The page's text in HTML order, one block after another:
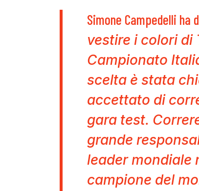
Simone Campedelli ha
vestire i colori di
Campionato
scelta è stata
accettato di
gara test.
grande
leader mondiale
campione del